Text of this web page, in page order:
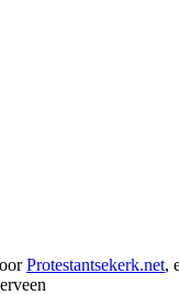
Protestantsekerk.net,